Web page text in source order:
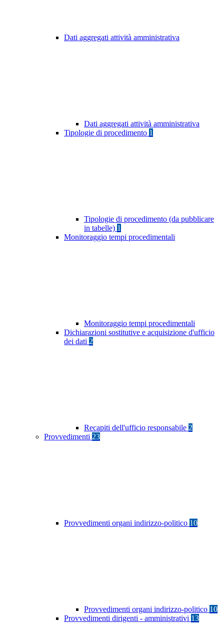
Dati aggregati attività amministrativa
Dati aggregati attività amministrativa
Tipologie di procedimento 1
Tipologie di procedimento (da pubblicare
in tabelle) 1
Monitoraggio tempi procedimentali
Monitoraggio tempi procedimentali
Dichiarazioni sostitutive e acquisizione d'ufficio
dei dati 2
Recapiti dell'ufficio responsabile 2
Provvedimenti 23
Provvedimenti organi indirizzo-politico 10
Provvedimenti organi indirizzo-politico 10
Provvedimenti dirigenti - amministrativi 13